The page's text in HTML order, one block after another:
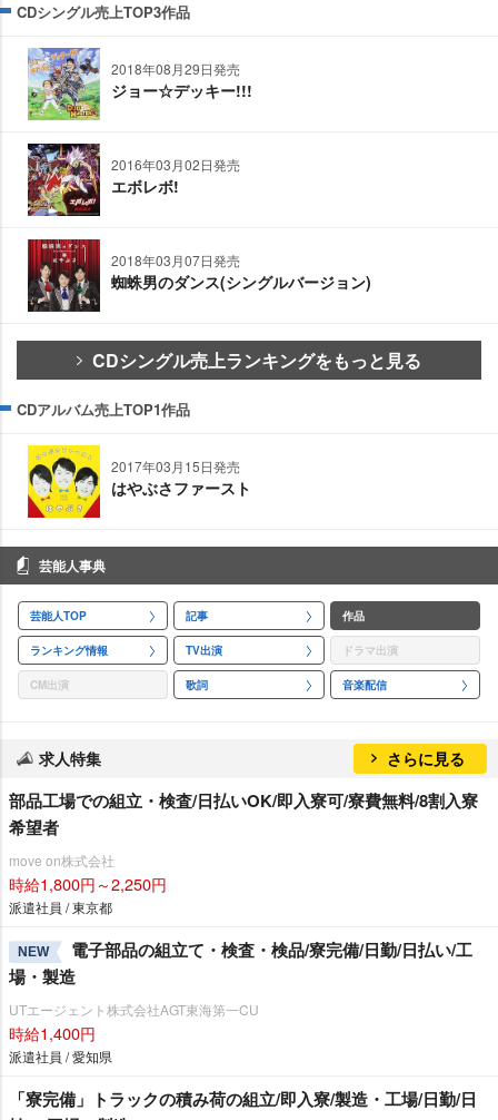
CDシングル売上TOP3作品
2018年08月29日発売
ジョー☆デッキー!!!
2016年03月02日発売
エボレボ!
2018年03月07日発売
蜘蛛男のダンス(シングルバージョン)
CDシングル売上ランキングをもっと見る
CDアルバム売上TOP1作品
2017年03月15日発売
はやぶさファースト
芸能人事典
芸能人TOP 記事 作品
ランキング情報 TV出演 ドラマ出演
CM出演 歌詞 音楽配信
求人特集 さらに見る
部品工場での組立・検査/日払いOK/即入寮可/寮費無料/8割入寮
希望者
move on株式会社
時給1,800円～2,250円
派遣社員 / 東京都
NEW
電子部品の組立て・検査・検品/寮完備/日勤/日払い/工
場・製造
UTエージェント株式会社AGT東海第一CU
時給1,400円
派遣社員 / 愛知県
「寮完備」トラックの積み荷の組立/即入寮/製造・工場/日勤/日